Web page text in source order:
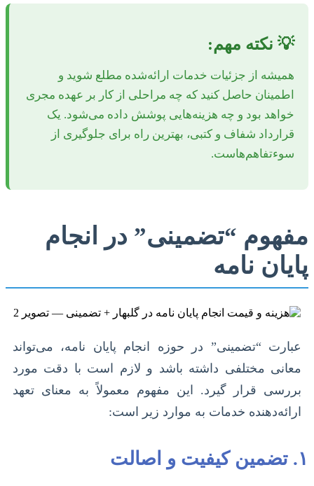
💡 نکته مهم:
همیشه از جزئیات خدمات ارائه‌شده مطلع شوید و
اطمینان حاصل کنید که چه مراحلی از کار بر عهده مجری
خواهد بود و چه هزینه‌هایی پوشش داده می‌شود. یک
قرارداد شفاف و کتبی، بهترین راه برای جلوگیری از
سوءتفاهم‌هاست.
مفهوم “تضمینی” در انجام
پایان نامه
عبارت “تضمینی” در حوزه انجام پایان نامه، می‌تواند
معانی مختلفی داشته باشد و لازم است با دقت مورد
بررسی قرار گیرد. این مفهوم معمولاً به معنای تعهد
ارائه‌دهنده خدمات به موارد زیر است:
۱. تضمین کیفیت و اصالت